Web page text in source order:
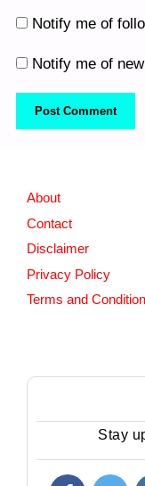
Notify me of
Notify me of
About
Contact
Disclaimer
Privacy Policy
Terms and
Stay